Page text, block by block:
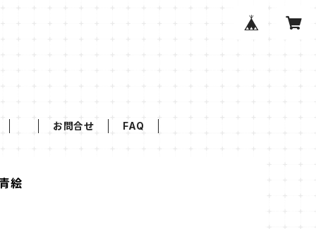
お問合せ FAQ
絵